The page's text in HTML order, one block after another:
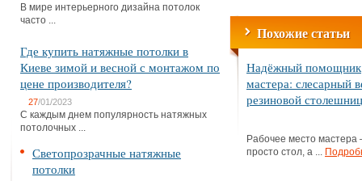
В мире интерьерного дизайна потолок
часто ...
Где купить натяжные потолки в
Киеве зимой и весной с монтажом по
цене производителя?
27/01/2023
С каждым днем популярность натяжных
потолочных ...
Светопрозрачные натяжные
потолки
Похожие статьи
Надёжный помощник
мастера: слесарный
резиновой
Рабочее место мастера
просто стол, а ...